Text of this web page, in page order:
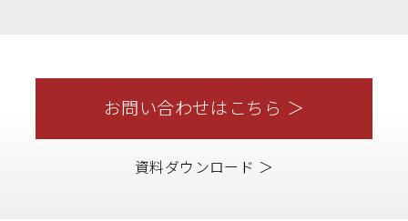
お問い合わせはこちら ＞
資料ダウンロード ＞